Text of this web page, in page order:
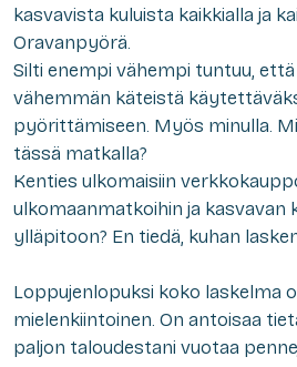
kasvavista kuluista kaikkialla ja
Oravanpyörä.
Silti enempi vähempi tuntuu,
vähemmän käteistä
pyörittämiseen. Myös minulla.
tässä matkalla?
Kenties ulkomaisiin
ulkomaanmatkoihin ja kasvavan
ylläpitoon? En tiedä, kuhan
Loppujenlopuksi koko laskelma
mielenkiintoinen. On antoisaa
paljon taloudestani vuotaa